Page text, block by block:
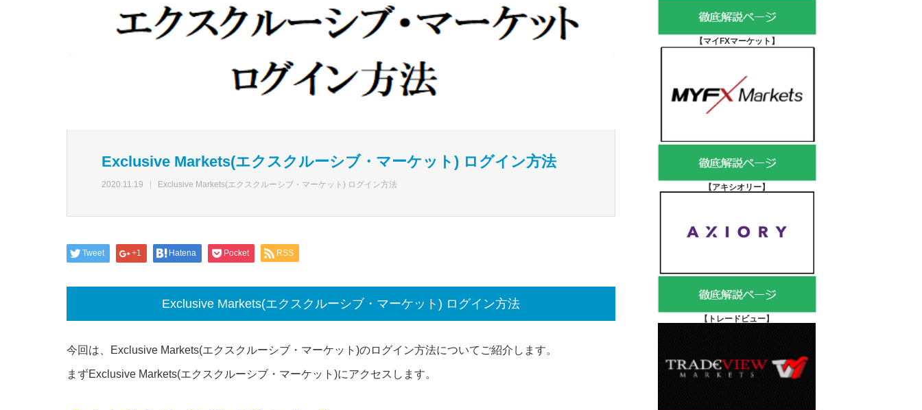
Exclusive Markets(エクスクルーシブ・マーケット) ログイン方法
2020.11.19 Exclusive Markets(エクスクルーシブ・マーケット) ログイン方法
Tweet +1 Hatena Pocket RSS
Exclusive Markets(エクスクルーシブ・マーケット) ログイン方法
今回は、Exclusive Markets(エクスクルーシブ・マーケット)のログイン方法についてご紹介します。
まずExclusive Markets(エクスクルーシブ・マーケット)にアクセスします。
【マイFXマーケット 】
【アキシオリー】
【 トレードビュー】